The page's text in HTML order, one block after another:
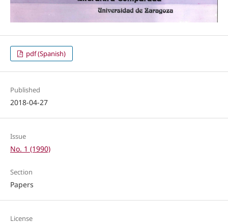
pdf (Spanish)
Published
2018-04-27
Issue
No. 1 (1990)
Section
Papers
License